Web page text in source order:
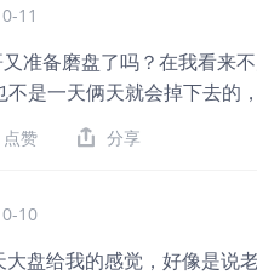
11
准备磨盘了吗？在我看来
是一天俩天就会掉下去的
点赞 分享
10
大盘给我的感觉，好像是说